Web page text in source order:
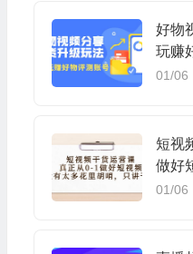
好物
玩赚
W（1
01/06
短视
做好
哨，
01/06